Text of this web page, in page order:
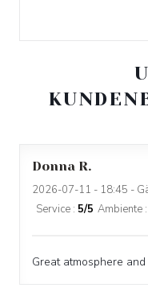
Donna R
2026-07-11 - 18:45 -
Service : 5/5 Ambiente :
Great atmosphere